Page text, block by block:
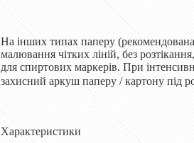
На інших типах паперу
малювання чітких ліній, без
для спиртових маркерів. При
захисний аркуш паперу / картону під
Характеристики